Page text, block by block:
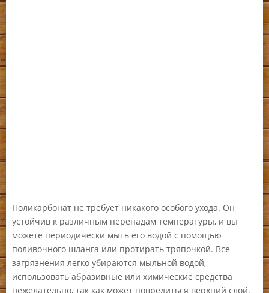
Поликарбонат не требует никакого особого ухода. Он
устойчив к различным перепадам температуры, и вы
можете периодически мыть его водой с помощью
поливочного шланга или протирать тряпочкой. Все
загрязнения легко убираются мыльной водой,
использовать абразивные или химические средства
нежелательно, так как может повредиться верхний слой,